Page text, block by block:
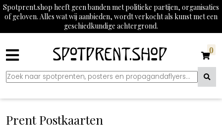
Spotprent.shop heeft geen banden met politieke partijen, organisaties
of geloven. Alles wat wij aanbieden, wordt verkocht als kunst met een
geschiedkundige achtergrond.
0
Prent Postkaarten